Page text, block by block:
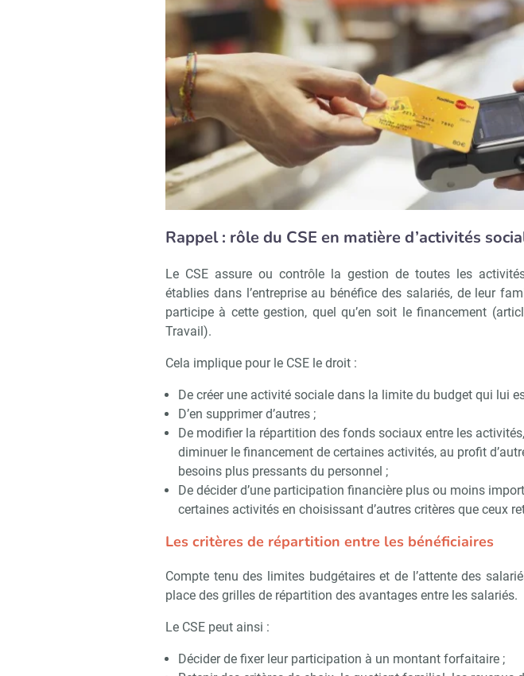
Rappel : rôle du CSE en matière d’activités
Le CSE assure ou contrôle la gestion de toutes les
établies dans l’entreprise au bénéfice des salariés, de leur
participe à cette gestion, quel qu’en soit le financement
Travail).
Cela implique pour le CSE le droit :
De créer une activité sociale dans la limite du budget qui lui
D’en supprimer d’autres ;
De modifier la répartition des fonds sociaux entre les
diminuer le financement de certaines activités, au profit
besoins plus pressants du personnel ;
De décider d’une participation financière plus ou moins
certaines activités en choisissant d’autres critères que ceux
Les critères de répartition entre les bénéficiaires
Compte tenu des limites budgétaires et de l’attente des
place des grilles de répartition des avantages entre les salariés.
Le CSE peut ainsi :
Décider de fixer leur participation à un montant forfaitaire ;